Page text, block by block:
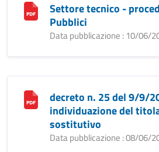
Settore tecnico -
Pubblici
Data pubblicazione : 10/06/
decreto n. 25 del 9/9/
individuazione del
sostitutivo
Data pubblicazione : 08/06/